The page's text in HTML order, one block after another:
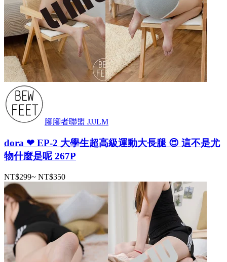
腳腳者聯盟 JJJLM
dora ❤ EP-2 大學生超高級運動大長腿 😍 這不是尤
物什麼是呢 267P
NT$299~ NT$350